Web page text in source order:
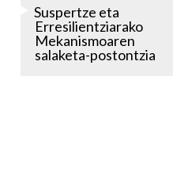
Suspertze eta
Erresilientziarako
Mekanismoaren
salaketa-postontzia